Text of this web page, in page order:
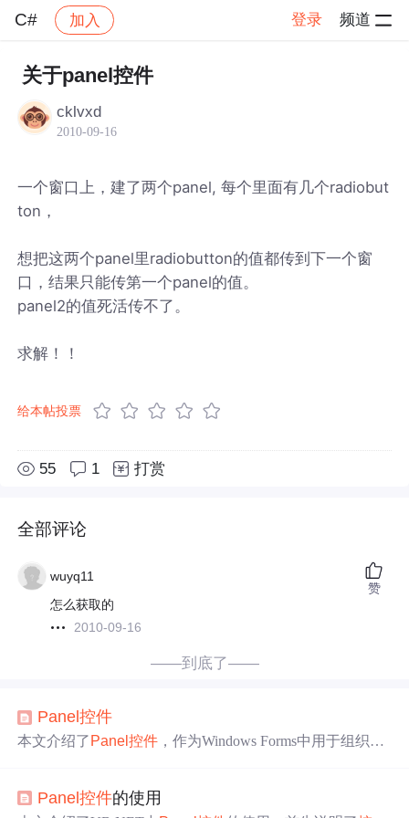
C# 加入 登录 频道
社区 帖子详情
关于panel控件
cklvxd
2010-09-16
一个窗口上，建了两个panel, 每个里面有几个radiobut
ton，
想把这两个panel里radiobutton的值都传到下一个窗
口，结果只能传第一个panel的值。
panel2的值死活传不了。
求解！！
给本帖投票
55 1 打赏
全部评论
wuyq11
怎么获取的
2010-09-16
赞
——到底了——
Panel控件
本文介绍了 Panel控件 ，作为Windows Forms中用于组织控
添加TextBox和Button，以及如何显示日历和广告（需要X
Panel控件的使用